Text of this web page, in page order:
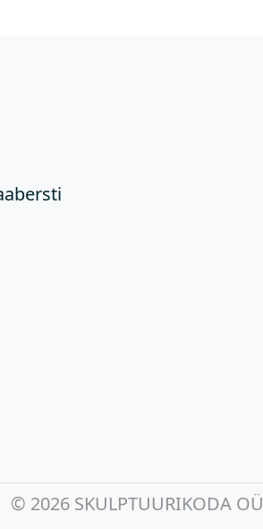
© 2026 SKULPTUURIKODA OÜ